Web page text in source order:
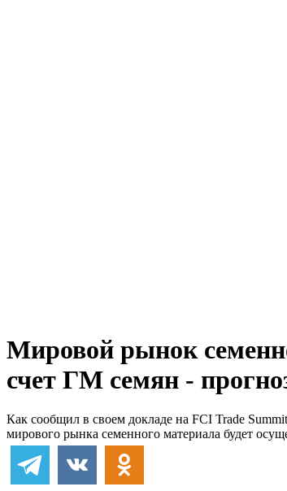
Мировой рынок
счет ГМ семян -
Как сообщил в своем докладе на FCI Trade
мирового рынка семенного материала будет